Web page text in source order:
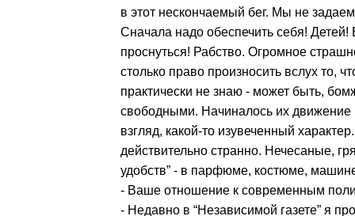
в этот нескончаемый бег. Мы не
Сначала надо обеспечить себя!
проснуться! Рабство. Огромное
столько право произносить вслух то,
практически не знаю - может быть,
свободными. Начиналось их движение
взгляд, какой-то изувеченный
действительно странно. Нечесаные,
удобств” - в парфюме, костюме,
- Ваше отношение к современным
- Недавно в “Независимой газете” я